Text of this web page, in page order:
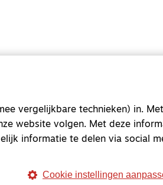
vergelijkbare technieken) in.
website volgen. Met deze
informatie te delen via social
Cookie instellingen